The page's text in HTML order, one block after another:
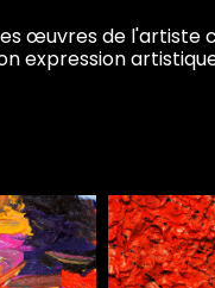
œuvres de l'artiste
expression